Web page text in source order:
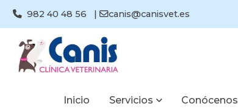
982 40 48 56 | canis@canisvet.es
Inicio Servicios Conócenos